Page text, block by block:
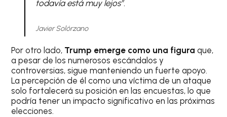
todavía está muy lejos”.
Javier Solórzano
Por otro lado, Trump emerge como una figura que,
a pesar de los numerosos escándalos y
controversias, sigue manteniendo un fuerte apoyo.
La percepción de él como una víctima de un ataque
solo fortalecerá su posición en las encuestas, lo que
podría tener un impacto significativo en las próximas
elecciones.